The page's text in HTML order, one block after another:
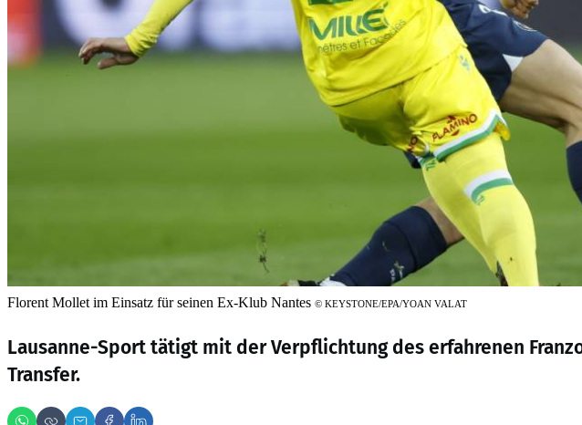
Florent Mollet im Einsatz für seinen Ex-Klub Nantes © KEYSTONE/EPA/YOAN VALAT
Lausanne-Sport tätigt mit der Verpflichtung des erfahrenen
Transfer.